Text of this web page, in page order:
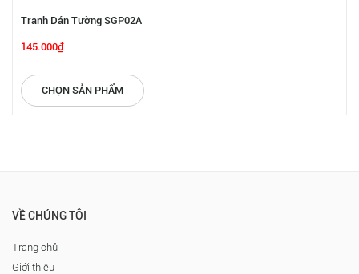
Tranh Dán Tường SGP02A
145.000₫
CHỌN SẢN PHẨM
VỀ CHÚNG TÔI
Trang chủ
Giới thiệu